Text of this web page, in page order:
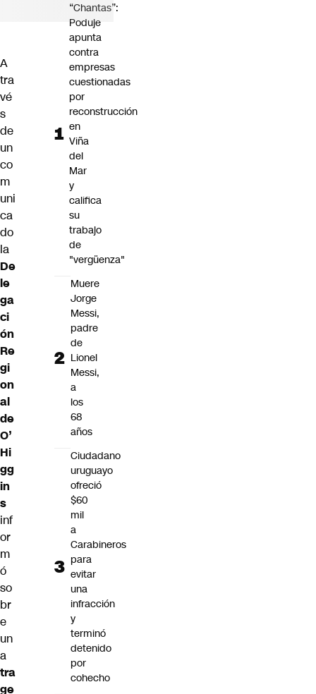
A
tra
vé
s
de
un
co
m
uni
ca
do
la
De
le
ga
ci
ón
Re
gi
on
al
de
O’
Hi
gg
in
s
inf
or
m
ó
so
br
e
un
a
tra
ge
“Chantas”:
Poduje
apunta
contra
empresas
cuestionadas
por
reconstrucción
en
Viña
del
Mar
y
califica
su
trabajo
de
"vergüenza"
Muere
Jorge
Messi,
padre
de
Lionel
Messi,
a
los
68
años
Ciudadano
uruguayo
ofreció
$60
mil
a
Carabineros
para
evitar
una
infracción
y
terminó
detenido
por
cohecho